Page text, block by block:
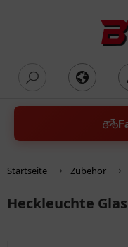
Startseite Zubehör
Heckleuchte